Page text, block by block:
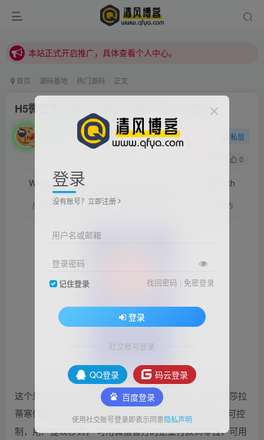
本站正式开启推广，具体查看个人中心。
本站正式开启推广，具体查看个人中心。
首页 源码基地 热门源码 正文
H5微信奔驰宝马转盘游戏源码后台可控制
2021/7/14/ 12:29更新
私信
0
Whatever I believed, I did; and whatever I did, I did with
my whole heart and mind.
凡是我相信的，我都做了；凡是我做了的事，都是全身心地投入去做的
这个是H5版本分销代理功能很完善，支付也可以游戏玛莎拉
蒂寒假版骏飞转盘玛莎拉蒂奔驰宝马微信h5游戏，后台可控
制，用户提现秒到， 可用微信官方的企业付款到零钱，可用
登录
没有账号？立即注册
用户名或邮箱
登录密码
记住登录 找回密码 | 免密登录
登录
社交账号登录
QQ登录
码云登录
百度登录
使用社交账号登录即表示同意隐私声明